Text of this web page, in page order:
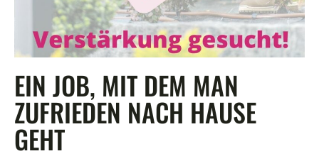
EIN JOB, MIT DEM MAN
ZUFRIEDEN NACH HAUSE
GEHT